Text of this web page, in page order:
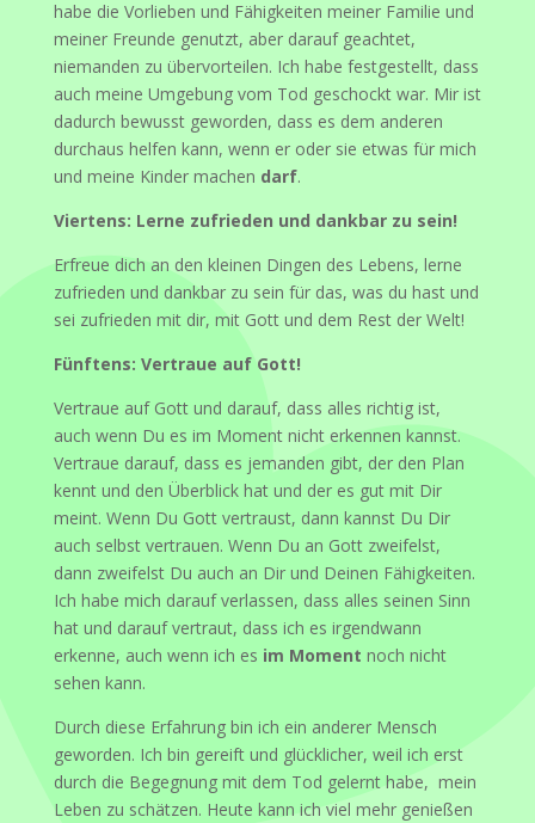
habe die Vorlieben und Fähigkeiten meiner Familie und
meiner Freunde genutzt, aber darauf geachtet,
niemanden zu übervorteilen. Ich habe festgestellt, dass
auch meine Umgebung vom Tod geschockt war. Mir ist
dadurch bewusst geworden, dass es dem anderen
durchaus helfen kann, wenn er oder sie etwas für mich
und meine Kinder machen darf.
Viertens: Lerne zufrieden und dankbar zu sein!
Erfreue dich an den kleinen Dingen des Lebens, lerne
zufrieden und dankbar zu sein für das, was du hast und
sei zufrieden mit dir, mit Gott und dem Rest der Welt!
Fünftens: Vertraue auf Gott!
Vertraue auf Gott und darauf, dass alles richtig ist,
auch wenn Du es im Moment nicht erkennen kannst.
Vertraue darauf, dass es jemanden gibt, der den Plan
kennt und den Überblick hat und der es gut mit Dir
meint. Wenn Du Gott vertraust, dann kannst Du Dir
auch selbst vertrauen. Wenn Du an Gott zweifelst,
dann zweifelst Du auch an Dir und Deinen Fähigkeiten.
Ich habe mich darauf verlassen, dass alles seinen Sinn
hat und darauf vertraut, dass ich es irgendwann
erkenne, auch wenn ich es im Moment noch nicht
sehen kann.
Durch diese Erfahrung bin ich ein anderer Mensch
geworden. Ich bin gereift und glücklicher, weil ich erst
durch die Begegnung mit dem Tod gelernt habe, mein
Leben zu schätzen. Heute kann ich viel mehr genießen